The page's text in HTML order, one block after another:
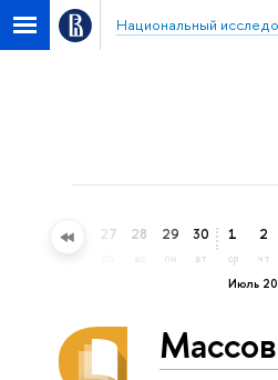
Национальный
26 27 28 29
пн
30
вт
Июль
1
ср
2
чт